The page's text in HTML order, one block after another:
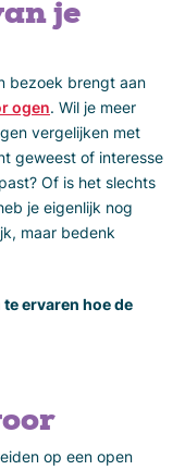
je
bezoek brengt aan
ogen. Wil je meer
vergelijken met
geweest of interesse
Of is het slechts
je eigenlijk nog
maar bedenk
ervaren hoe de
op een open